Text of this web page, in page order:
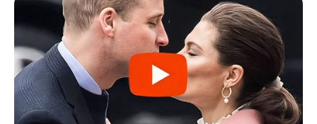
18:45 / 06 Avqust 2026 CƏMİYYƏT
İcra başçısı üç qurumu birləşdirdi, yeni
rəis təyin etdi -
FOTO
35 0 0